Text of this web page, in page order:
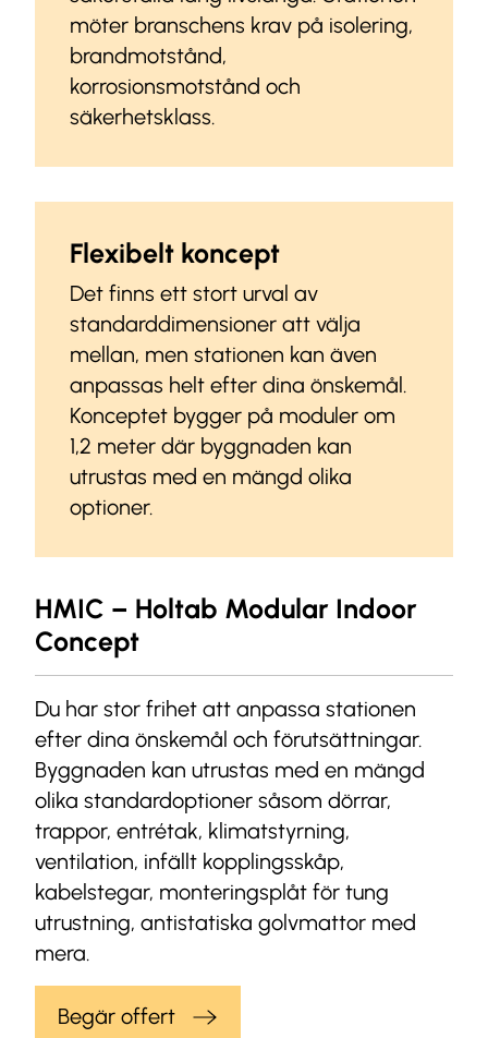
möter branschens krav på isolering,
brandmotstånd,
korrosionsmotstånd och
säkerhetsklass.
Flexibelt koncept
Det finns ett stort urval av
standarddimensioner att välja
mellan, men stationen kan även
anpassas helt efter dina önskemål.
Konceptet bygger på moduler om
1,2 meter där byggnaden kan
utrustas med en mängd olika
optioner.
HMIC – Holtab Modular Indoor
Concept
Du har stor frihet att anpassa stationen
efter dina önskemål och förutsättningar.
Byggnaden kan utrustas med en mängd
olika standardoptioner såsom dörrar,
trappor, entrétak, klimatstyrning,
ventilation, infällt kopplingsskåp,
kabelstegar, monteringsplåt för tung
utrustning, antistatiska golvmattor med
mera.
Begär offert